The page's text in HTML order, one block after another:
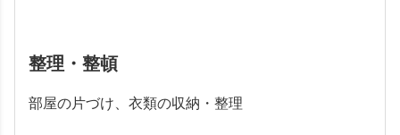
整理・整頓
部屋の片づけ、衣類の収納・整理